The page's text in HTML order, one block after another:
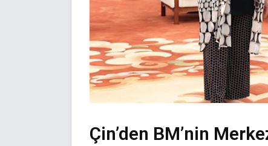
Çin’den BM’nin